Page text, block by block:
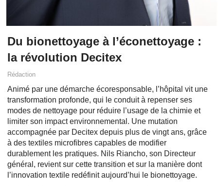
Du bionettoyage à l’éconettoyage :
la révolution Decitex
Rédaction
Animé par une démarche écoresponsable, l’hôpital vit une
transformation profonde, qui le conduit à repenser ses
modes de nettoyage pour réduire l’usage de la chimie et
limiter son impact environnemental. Une mutation
accompagnée par Decitex depuis plus de vingt ans, grâce
à des textiles microfibres capables de modifier
durablement les pratiques. Nils Riancho, son Directeur
général, revient sur cette transition et sur la manière dont
l’innovation textile redéfinit aujourd’hui le bionettoyage.